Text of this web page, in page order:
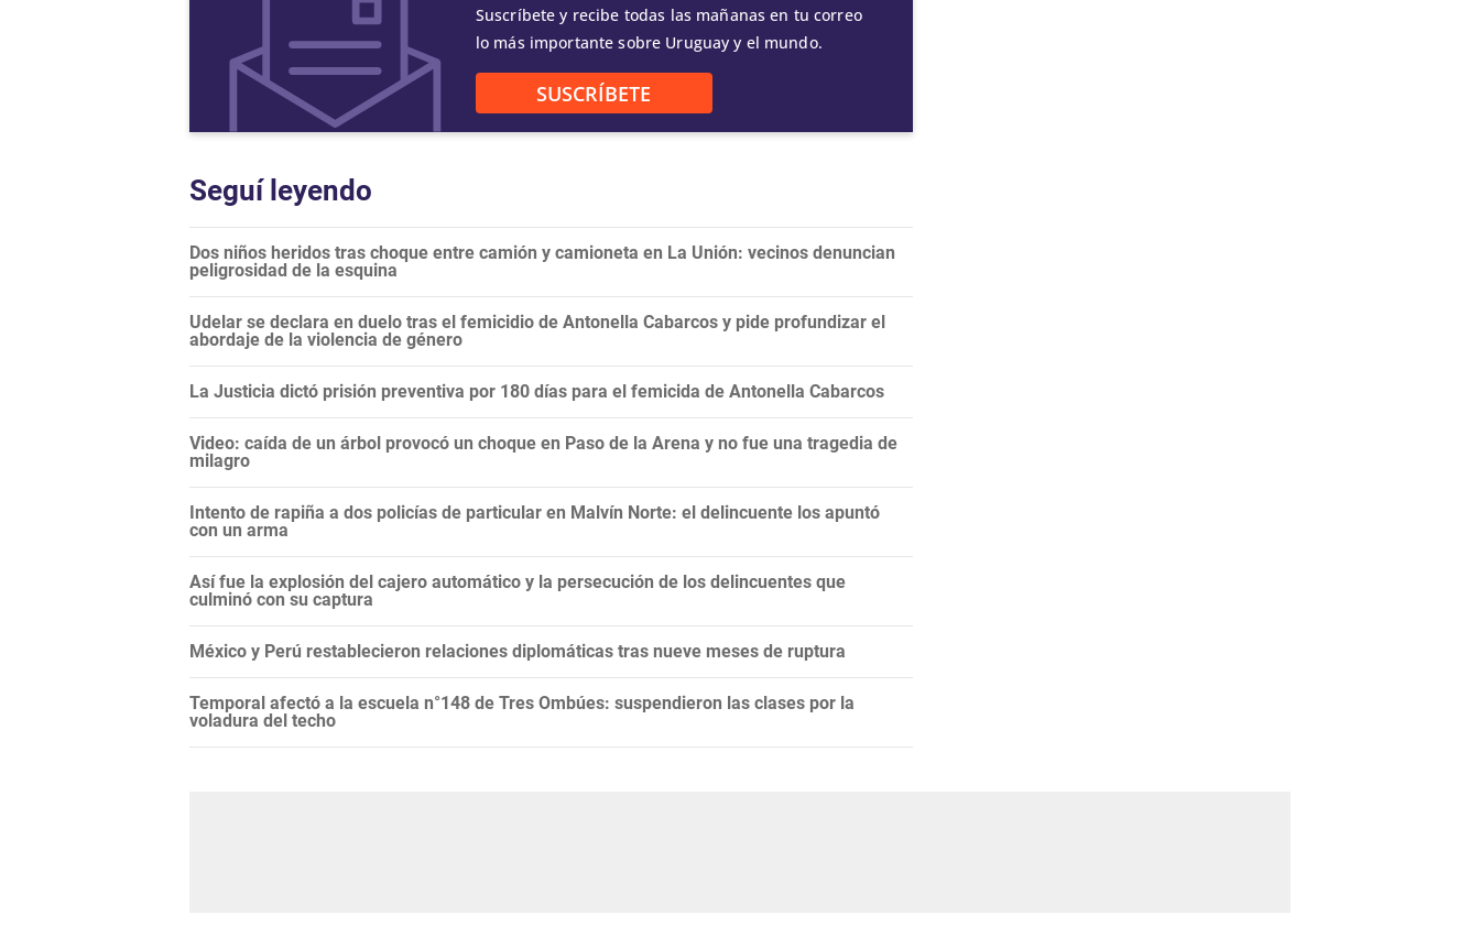
Suscríbete y recibe todas las mañanas en tu correo
lo más importante sobre Uruguay y el mundo.
SUSCRÍBETE
Seguí leyendo
Dos niños heridos tras choque entre camión y camioneta en La Unión: vecinos denuncian
peligrosidad de la esquina
Udelar se declara en duelo tras el femicidio de Antonella Cabarcos y pide profundizar el
abordaje de la violencia de género
La Justicia dictó prisión preventiva por 180 días para el femicida de Antonella Cabarcos
Video: caída de un árbol provocó un choque en Paso de la Arena y no fue una tragedia de
milagro
Intento de rapiña a dos policías de particular en Malvín Norte: el delincuente los apuntó
con un arma
Así fue la explosión del cajero automático y la persecución de los delincuentes que
culminó con su captura
México y Perú restablecieron relaciones diplomáticas tras nueve meses de ruptura
Temporal afectó a la escuela n°148 de Tres Ombúes: suspendieron las clases por la
voladura del techo